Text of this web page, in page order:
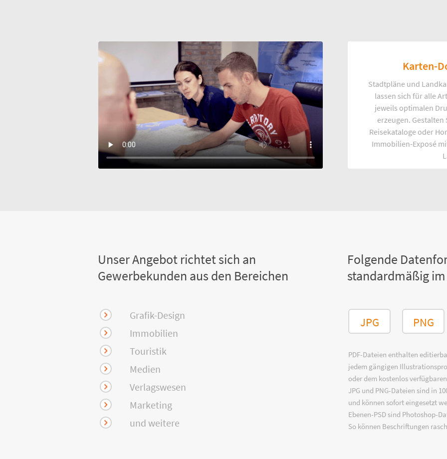
Karten-
Stadtpläne und
lassen sich für alle
jeweils optimalen
erzeugen.
Reisekataloge oder
Immobilien-Exposé
Unser Angebot richtet sich an
Gewerbekunden aus den Bereichen
Grafik-Design
Immobilien
Touristik
Medien
Verlagswesen
Marketing
und weitere
Folgende
standardmäßig
JPG PNG
PDF-Dateien enthalten
jedem gängigen
oder dem kostenlos verfügbaren
JPG und PNG-Dateien sind in
und können sofort eingesetzt
Ebenen-PSD sind Photoshop-
So können Beschriftungen